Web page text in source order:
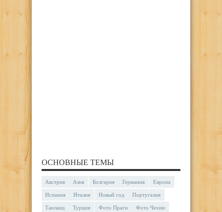
ОСНОВНЫЕ ТЕМЫ
Австрия Азия Болгария Германия Европа
Испания Италия Новый год Португалия
Таиланд Турция Фото Праги Фото Чехии